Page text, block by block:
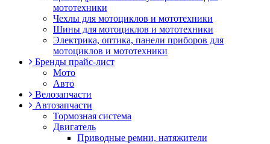
мототехники
Чехлы для мотоциклов и мототехники
Шины для мотоциклов и мототехники
Электрика, оптика, панели приборов для
мотоциклов и мототехники
Бренды прайс-лист
Мото
Авто
Велозапчасти
Автозапчасти
Тормозная система
Двигатель
Приводные ремни, натяжители